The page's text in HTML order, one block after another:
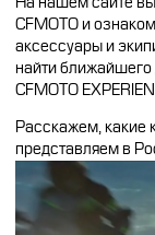
CFMOTO и
аксессуары и
найти
CFMOTO
Расскажем, какие
представляем в
Видеоплеер